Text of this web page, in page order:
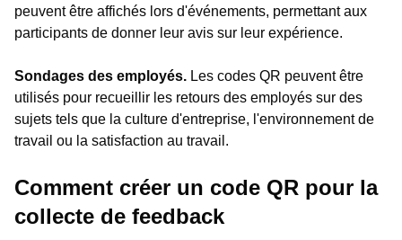
peuvent être affichés lors d'événements, permettant aux
participants de donner leur avis sur leur expérience.
Sondages des employés. Les codes QR peuvent être
utilisés pour recueillir les retours des employés sur des
sujets tels que la culture d'entreprise, l'environnement de
travail ou la satisfaction au travail.
Comment créer un code QR pour la
collecte de feedback